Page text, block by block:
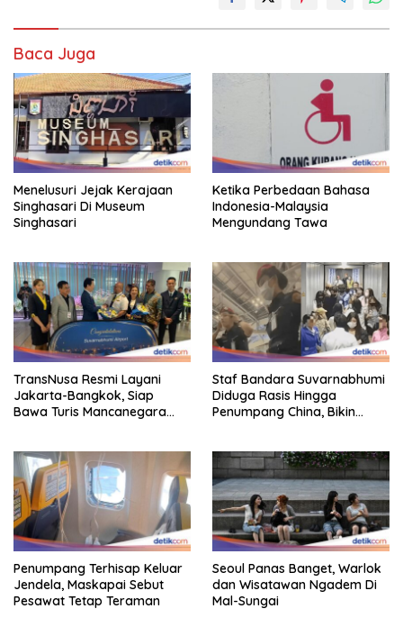
Baca Juga
Menelusuri Jejak Kerajaan
Singhasari Di Museum
Singhasari
Ketika Perbedaan Bahasa
Indonesia-Malaysia
Mengundang Tawa
TransNusa Resmi Layani
Jakarta-Bangkok, Siap
Bawa Turis Mancanegara
Staf Bandara Suvarnabhumi
Diduga Rasis Hingga
Penumpang China, Bikin
Penumpang Terhisap Keluar
Jendela, Maskapai Sebut
Pesawat Tetap Teraman
Seoul Panas Banget, Warlok
dan Wisatawan Ngadem Di
Mal-Sungai